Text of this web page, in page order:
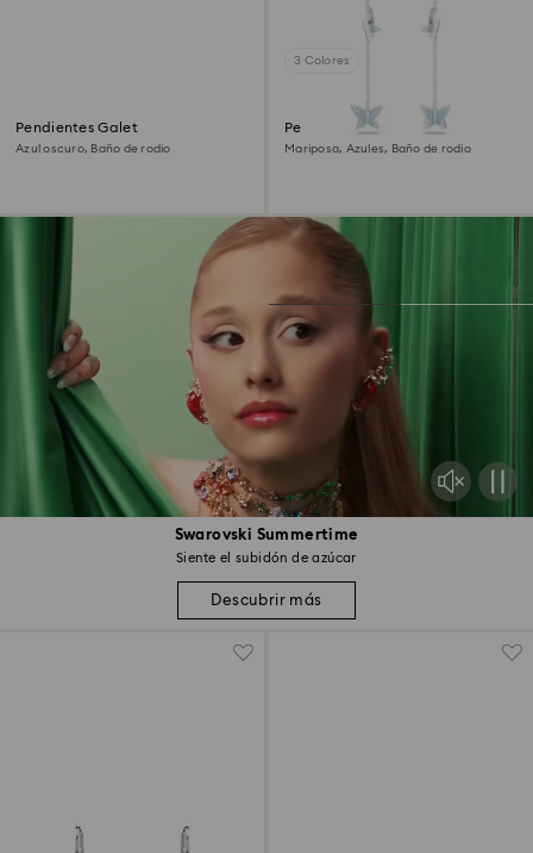
Swarovski Summertime
Siente el subidón de azúcar
Descubrir más
Pendientes Galet
Azul oscuro, Baño de rodio
3 Colores
Pendientes Idyllia Lilia
Mariposa, Azules, Baño de rodio